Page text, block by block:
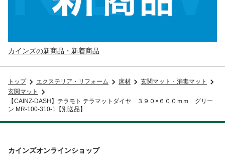
カインズの新商品・新着商品
トップ エクステリア・リフォーム 床材
玄関マット・消毒マット
玄関マット
【CAINZ-DASH】テラモト テラマットダイヤ ３９０×６００ｍｍ グリー
ン MR-100-310-1【別送品】
カインズオンラインショップ